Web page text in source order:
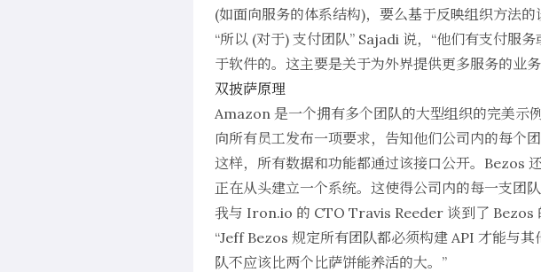
(如面向服务的体系结构)，要么基于反映组织方法的
“所以 (对于) 支付团队” Sajadi 说，“他们有支付服
于软件的。这主要是关于为外界提供更多服务的业
双披萨原理
Amazon 是一个拥有多个团队的大型组织的完美示
向所有员工发布一项要求，告知他们公司内的每个
这样，所有数据和功能都通过该接口公开。Bezos
正在从头建立一个系统。这使得公司内的每一支团
我与 Iron.io 的 CTO Travis Reeder 谈到了 Bezos
“Jeff Bezos 规定所有团队都必须构建 API 才能与其
队不应该比两个比萨饼能养活的大。”